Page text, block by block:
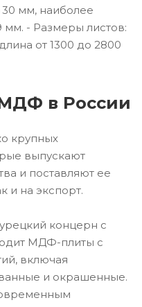
30 мм, наиболее
мм. - Размеры листов:
от 1300 до 2800
в России
крупных
выпускают
и поставляют ее
и на экспорт.
концерн с
МДФ-плиты с
включая
и окрашенные.